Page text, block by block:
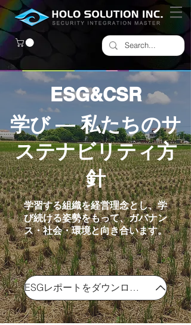
ESG&CSR
学び ― 私たちのサ
ステナビリティ方
針
学習する組織を経営理念とし、学
び続ける姿勢をもって、ガバナン
ス・社会・環境と向き合います。
ESGレポートをダウンロード